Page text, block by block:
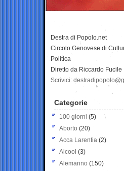
Destra di Popolo.net
Circolo Genovese di
Politica
Diretto da Riccardo Fucile
Scrivici:
Categorie
100 giorni (5)
Aborto (20)
Acca Larentia (2)
Alcool (3)
Alemanno (150)